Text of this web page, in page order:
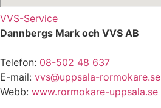
VVS-Service
Dannbergs Mark och VVS AB
Telefon: 08-502 48 637
E-mail: vvs@uppsala-rormokare.se
Webb: www.rormokare-uppsala.se